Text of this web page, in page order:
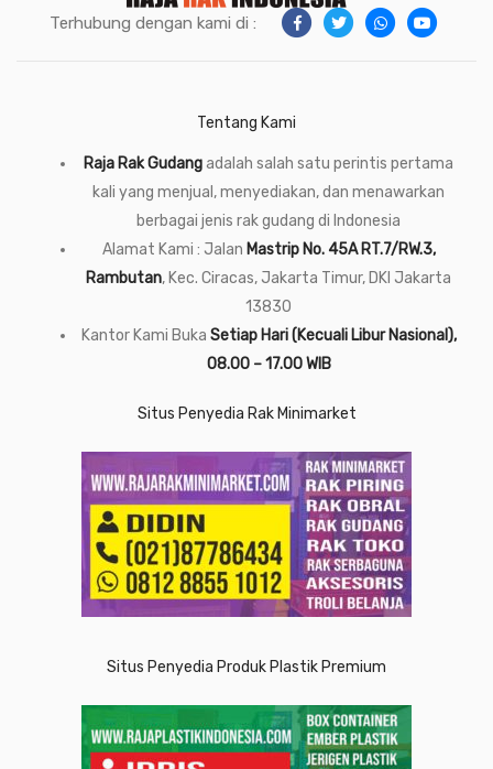
Terhubung dengan kami di :
Tentang Kami
Raja Rak Gudangadalah salah satu perintis pertama
kali yang menjual, menyediakan, dan menawarkan
berbagai jenis rak gudang di Indonesia
Alamat Kami : Jalan Mastrip No. 45A RT.7/RW.3,
Rambutan, Kec. Ciracas, Jakarta Timur, DKI Jakarta
13830
Kantor Kami Buka Setiap Hari (Kecuali Libur Nasional),
08.00 – 17.00 WIB
Situs Penyedia Rak Minimarket
Situs Penyedia Produk Plastik Premium